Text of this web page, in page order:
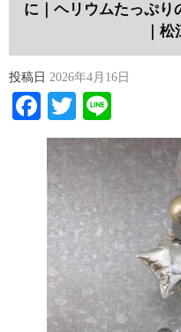
に｜ヘリウムたっぷり
｜
投稿日 2026年4月16日
Facebook
Twitter